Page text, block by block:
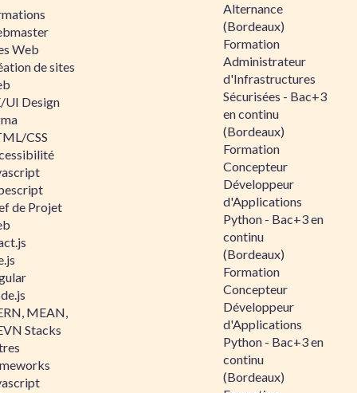
Web
de sites
UI Design
CSS
de Projet
MEAN,
Stacks
Alternance
(Bordeaux)
Formation
Administrateur
d'Infrastructures
Sécurisées - Bac+3
en continu
(Bordeaux)
Formation
Concepteur
Développeur
d'Applications
Python - Bac+3 en
continu
(Bordeaux)
Formation
Concepteur
Développeur
d'Applications
Python - Bac+3 en
continu
(Bordeaux)